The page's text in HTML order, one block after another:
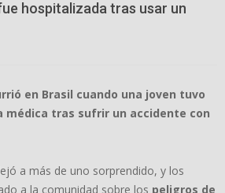
hospitalizada tras usar un
en Brasil cuando una joven tuvo
médica tras sufrir un accidente con
a más de uno sorprendido, y los
a la comunidad sobre los peligros de